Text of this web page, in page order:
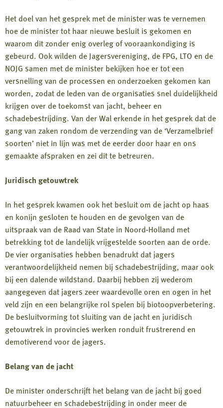
Het doel van het gesprek met de minister was te vernemen
hoe de minister tot haar nieuwe besluit is gekomen en
waarom dit zonder enig overleg of vooraankondiging is
gebeurd. Ook wilden de Jagersvereniging, de FPG, LTO en de
NOJG samen met de minister bekijken hoe er tot een
versnelling van de processen en onderzoeken gekomen kan
worden, zodat de leden van de organisaties snel duidelijkheid
krijgen over de toekomst van jacht, beheer en
schadebestrijding. Van der Wal erkende in het gesprek dat de
gang van zaken rondom de verzending van de ‘Verzamelbrief
soorten’ niet in lijn was met de eerder door haar en ons
gemaakte afspraken en zei dit te betreuren.
Juridisch getouwtrek
In het gesprek kwamen ook het besluit om de jacht op haas
en konijn gesloten te houden en de gevolgen van de
uitspraak van de Raad van State in Noord-Holland met
betrekking tot de landelijk vrijgestelde soorten aan de orde.
De vier organisaties hebben benadrukt dat jagers
verantwoordelijkheid nemen bij schadebestrijding, maar ook
bij een dalende wildstand. Daarbij hebben zij wederom
aangegeven dat jagers zeer waardevolle oren en ogen in het
veld zijn en een belangrijke rol spelen bij biotoopverbetering.
De besluitvorming tot sluiting van de jacht en juridisch
getouwtrek in provincies werken ronduit frustrerend en
demotiverend voor de jagers.
Belang van de jacht
De minister onderschrijft het belang van de jacht bij goed
natuurbeheer en schadebestrijding in onder meer de